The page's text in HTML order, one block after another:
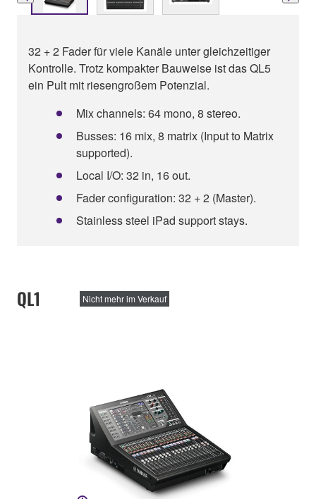
32 + 2 Fader für viele Kanäle unter gleichzeitiger
Kontrolle. Trotz kompakter Bauweise ist das QL5
ein Pult mit riesengroßem Potenzial.
Mix channels: 64 mono, 8 stereo.
Busses: 16 mix, 8 matrix (Input to Matrix
supported).
Local I/O: 32 in, 16 out.
Fader configuration: 32 + 2 (Master).
Stainless steel iPad support stays.
QL1 Nicht mehr im Verkauf